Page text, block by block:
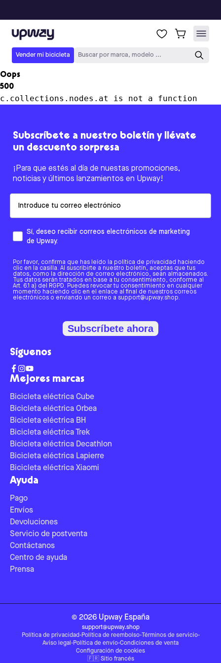
Upway
Vender mi bicicleta Buscar por marca, modelo ...
Oops
500
c.collections.nodes.at is not a function
Mejores marcas
Bicicleta eléctrica Cube
Bicicleta eléctrica Orbea
Bicicleta eléctrica BH
Bicicleta eléctrica Trek
Bicicleta eléctrica Decathlon
Bicicleta eléctrica Lapierre
Bicicleta eléctrica Xiaomi
Ayuda
Pago
Envíos
Devoluciones
Servicio de postventa
Contáctanos
Centro de ayuda
Prensa
Subscríbete a nuestro boletín y llévate
un descuento sorpresa
¡Para que estés al día de nuestas promociones,
noticias y últimos lanzamientos en Upway!
Sí, deseo recibir correos electrónicos de marketing
de Upway.
Por favor, confirma que has leído la política de privacidad haciendo
clic en la casilla. Al suscribirte a nuestro boletín, aceptas que tus
datos, como la dirección de correo electrónico, sean almacenados.
Tus datos serán tratados en base a tu consentimiento, conforme al
Art. 6.1 a) del RGPD. Puedes revocar tu consentimiento en cualquier
momento haciendo clic en el enlace al final de nuestros correos
electrónicos o enviando un correo a support@upway.shop.
Subscríbete ahora
Síguenos
© 2026 Upway España
support@upway.shop
Política de privacidad-Política de reembolso-Términos de servicio-
Aviso legal -Política de envío-Condiciones de venta
Configuración de cookies
🇫🇷 Sitio francés